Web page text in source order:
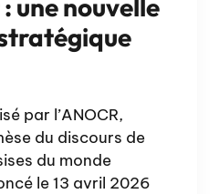
une nouvelle
par l’ANOCR,
du discours de
du monde
le 13 avril 2026